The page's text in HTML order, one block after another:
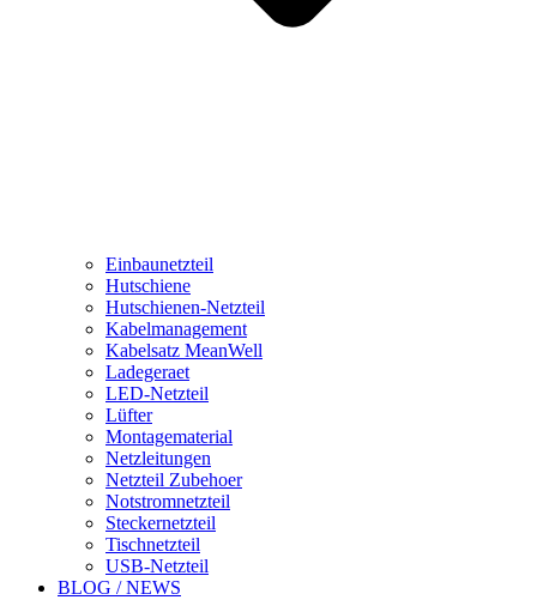
Einbaunetzteil
Hutschiene
Hutschienen-Netzteil
Kabelmanagement
Kabelsatz MeanWell
Ladegeraet
LED-Netzteil
Lüfter
Montagematerial
Netzleitungen
Netzteil Zubehoer
Notstromnetzteil
Steckernetzteil
Tischnetzteil
USB-Netzteil
BLOG / NEWS